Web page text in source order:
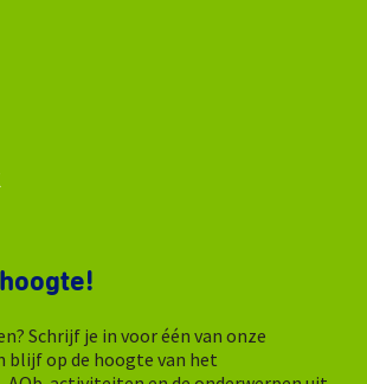
Schrijf je in voor één van onze
blijf op de hoogte van het